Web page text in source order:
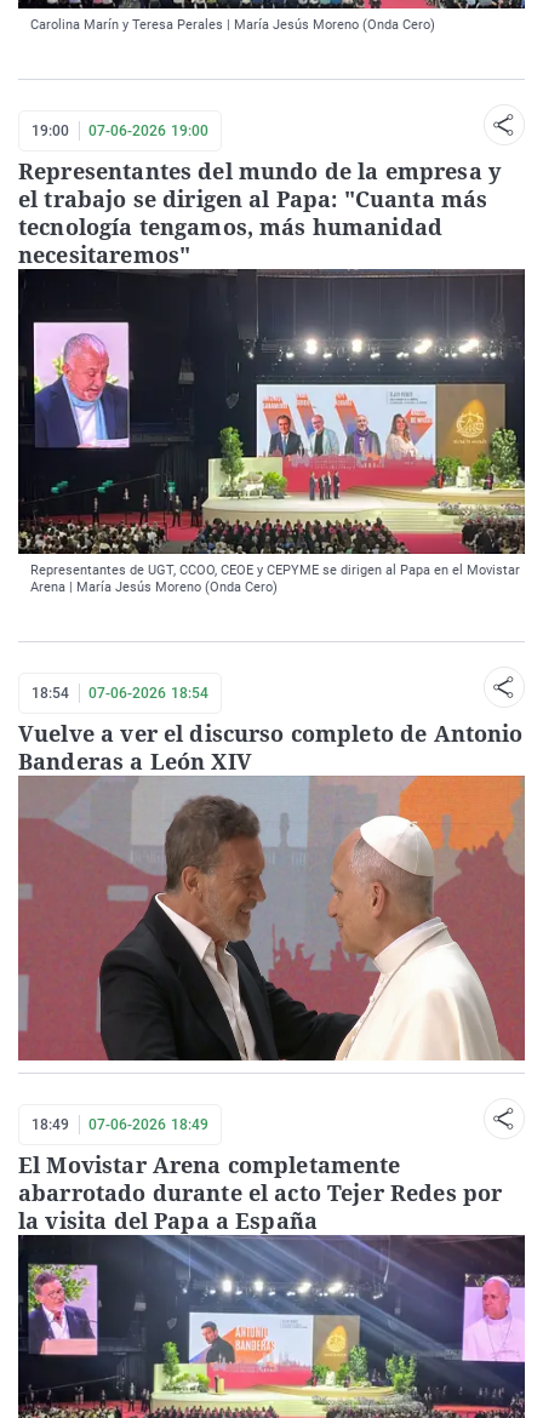
Carolina Marín y Teresa Perales | María Jesús Moreno (Onda Cero)
19:00 07-06-2026 19:00
Representantes del mundo de la empresa y
el trabajo se dirigen al Papa: "Cuanta más
tecnología tengamos, más humanidad
necesitaremos"
Representantes de UGT, CCOO, CEOE y CEPYME se dirigen al Papa en el Movistar
Arena | María Jesús Moreno (Onda Cero)
18:54 07-06-2026 18:54
Vuelve a ver el discurso completo de Antonio
Banderas a León XIV
18:49 07-06-2026 18:49
El Movistar Arena completamente
abarrotado durante el acto Tejer Redes por
la visita del Papa a España